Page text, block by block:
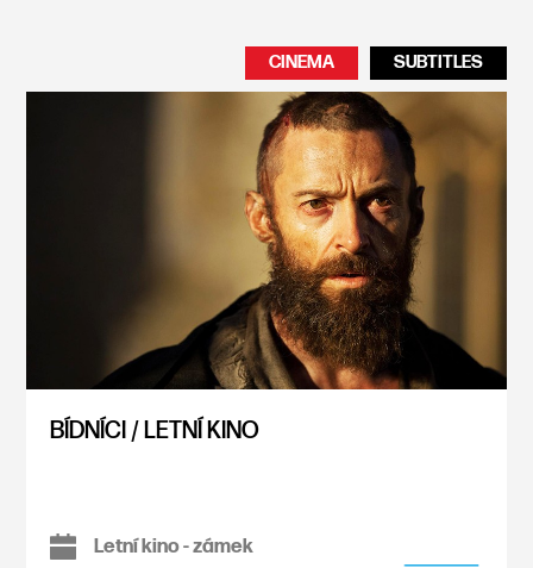
CINEMA SUBTITLES
BÍDNÍCI / LETNÍ KINO
Letní kino - zámek